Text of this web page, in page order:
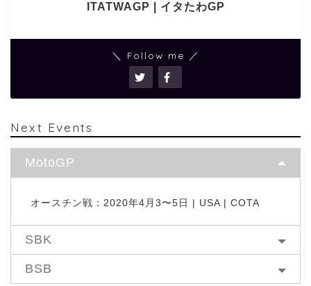
ITATWAGP | イタたわGP
＼ Follow me ／
Next Events
MotoGP
オースチン戦：2020年4月3〜5日 | USA | COTA
SBK
BSB